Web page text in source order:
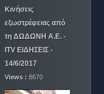
Κινήσεις
εξωστρέφειας από
τη ΔΩΔΩΝΗ Α.Ε. -
ITV ΕΙΔΗΣΕΙΣ -
14/6/2017
Views : 8670